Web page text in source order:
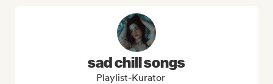
sad chill songs
Playlist-Kurator